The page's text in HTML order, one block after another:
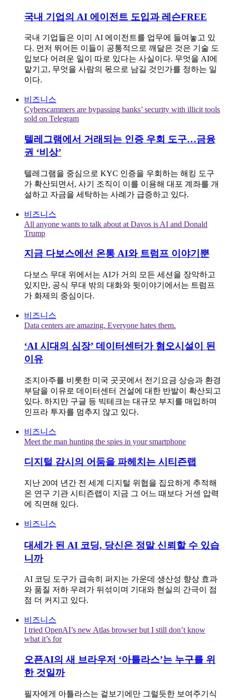
국내 기업의 AI 에이전트 도입과 레슨FREE
국내 기업들은 이미 AI 에이전트를 업무에 들여놓고 있
다. 먼저 뛰어든 이들이 공통적으로 깨달은 것은 기술 도
입보다 어려운 일이 따로 있다는 사실이다. 무엇을 AI에
맡기고, 무엇을 사람의 몫으로 남길 것인가를 정하는 일
이다.
비즈니스
Cyberscammers are bypassing banks’ security with illicit tools
sold on Telegram
텔레그램에서 거래되는 인증 우회 도구…금융
권 ‘비상’
텔레그램을 중심으로 KYC 인증을 우회하는 해킹 도구
가 확산되면서, 사기 조직이 이를 이용해 대포 계좌를 개
설하고 자금을 세탁하는 사례가 급증하고 있다.
비즈니스
All anyone wants to talk about at Davos is AI and Donald
Trump
지금 다보스에선 온통 AI와 트럼프 이야기뿐
다보스 무대 위에서는 AI가 거의 모든 세션을 장악하고
있지만, 공식 무대 밖의 대화와 뒷이야기에서는 트럼프
가 화제의 중심이다.
비즈니스
Data centers are amazing. Everyone hates them.
‘AI 시대의 심장’ 데이터센터가 혐오시설이 된
이유
조지아주를 비롯한 미국 곳곳에서 전기요금 상승과 환경
부담을 이유로 데이터센터 건설에 대한 반발이 확산되고
있다. 하지만 구글 등 빅테크는 대규모 부지를 매입하며
인프라 투자를 멈추지 않고 있다.
비즈니스
Meet the man hunting the spies in your smartphone
디지털 감시의 어둠을 파헤치는 시티즌랩
지난 20여 년간 전 세계 디지털 위협을 집요하게 추적해
온 연구 기관 시티즌랩이 지금 그 어느 때보다 거센 압력
에 직면해 있다.
비즈니스
대세가 된 AI 코딩, 당신은 정말 신뢰할 수 있습
니까
AI 코딩 도구가 급속히 퍼지는 가운데 생산성 향상 효과
와 품질 저하 우려가 뒤섞이며 기대와 현실의 간극이 점
점 더 커지고 있다.
비즈니스
I tried OpenAI’s new Atlas browser but I still don’t know
what it’s for
오픈AI의 새 브라우저 ‘아틀라스’는 누구를 위
한 것일까
필자에게 아틀라스는 겉보기에만 그럴듯한 보여주기식